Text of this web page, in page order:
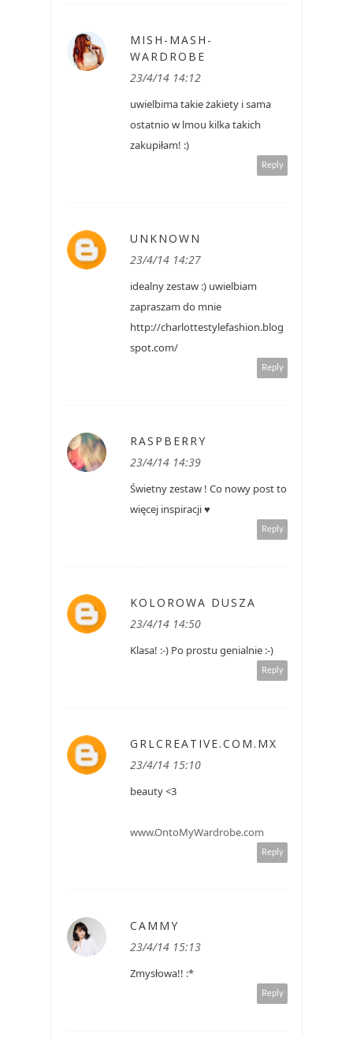
MISH-MASH-
WARDROBE
23/4/14 14:12
uwielbima takie żakiety i sama
ostatnio w lmou kilka takich
zakupiłam! :)
Reply
UNKNOWN
23/4/14 14:27
idealny zestaw :) uwielbiam
zapraszam do mnie
http://charlottestylefashion.blog
spot.com/
Reply
RASPBERRY
23/4/14 14:39
Świetny zestaw ! Co nowy post to
więcej inspiracji ♥
Reply
KOLOROWA DUSZA
23/4/14 14:50
Klasa! :-) Po prostu genialnie :-)
Reply
GRLCREATIVE.COM.MX
23/4/14 15:10
beauty <3
www.OntoMyWardrobe.com
Reply
CAMMY
23/4/14 15:13
Zmysłowa!! :*
Reply